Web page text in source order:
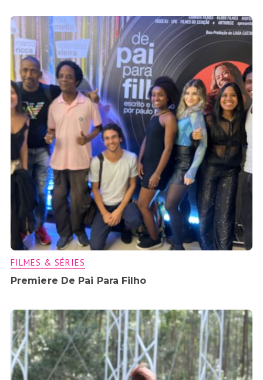
FILMES & SÉRIES
Premiere De Pai Para Filho